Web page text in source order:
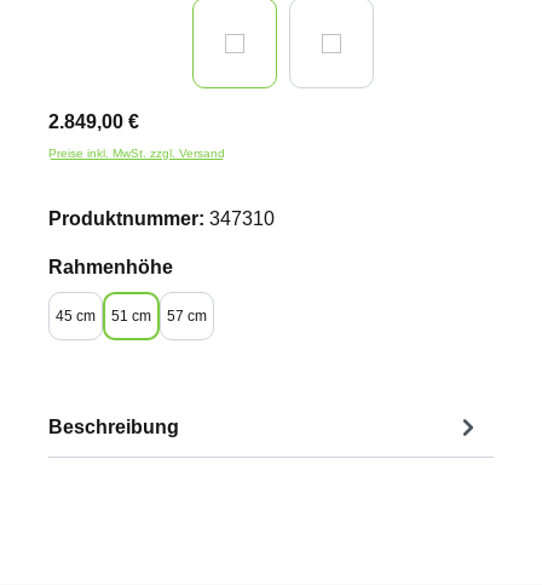
2.849,00 €
Preise inkl. MwSt. zzgl. Versand
Produktnummer: 347310
Rahmenhöheauswählen
45 cm 51 cm 57 cm
Beschreibung